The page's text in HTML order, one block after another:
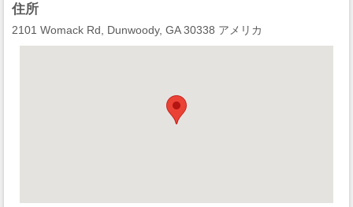
住所
2101 Womack Rd, Dunwoody, GA 30338 アメリカ